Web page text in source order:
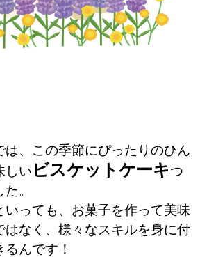
は、この季節にぴったりのひん
しい ビスケットケーキつ
。
いっても、お菓子を作って美味
はなく、様々なスキルを身に付
んです！